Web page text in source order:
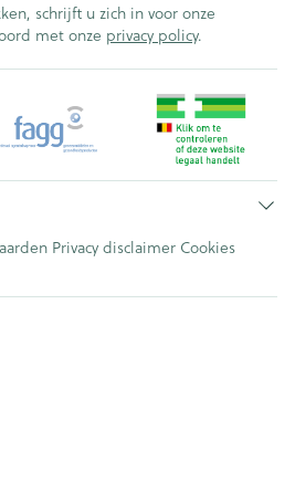
schrijft u zich in voor onze
met onze privacy policy.
Privacy disclaimer Cookies